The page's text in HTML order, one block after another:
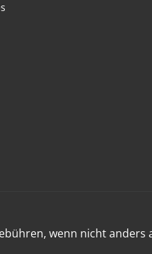
wenn nicht anders